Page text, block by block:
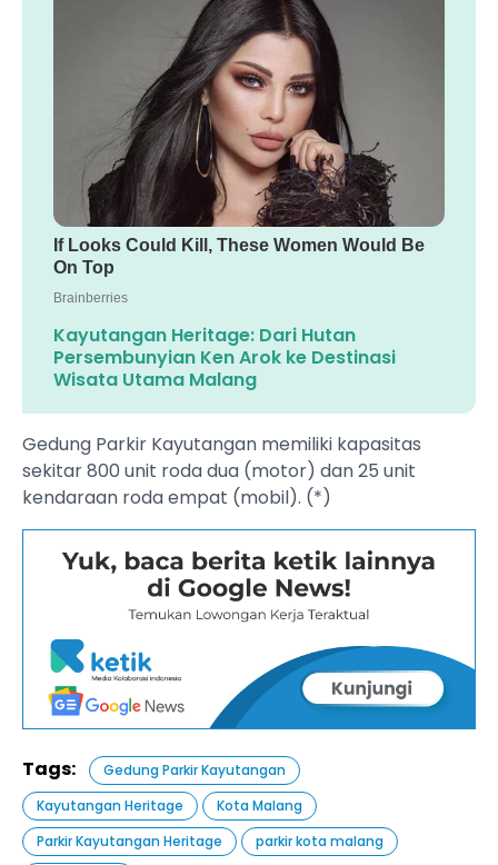
Kayutangan Heritage: Dari Hutan
Persembunyian Ken Arok ke Destinasi
Wisata Utama Malang
Gedung Parkir Kayutangan memiliki kapasitas
sekitar 800 unit roda dua (motor) dan 25 unit
kendaraan roda empat (mobil). (*)
Tags:
Gedung Parkir Kayutangan
Kayutangan Heritage
Kota Malang
Parkir Kayutangan Heritage
parkir kota malang